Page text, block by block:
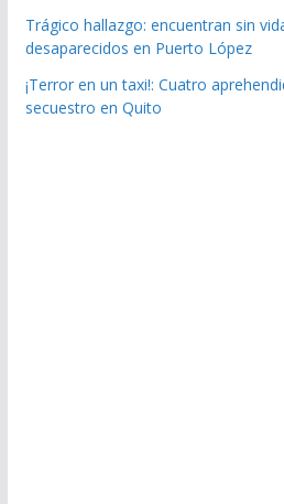
Trágico hallazgo: encuentran sin
desaparecidos en Puerto López
¡Terror en un taxi!: Cuatro
secuestro en Quito